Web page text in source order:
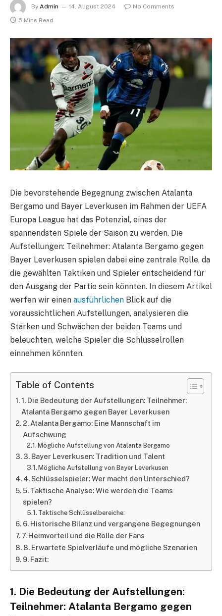
By Admin 14. August 2024
No Comments
5 Mins Read
Die bevorstehende Begegnung zwischen Atalanta
Bergamo und Bayer Leverkusen im Rahmen der UEFA
Europa League hat das Potenzial, eines der
spannendsten Spiele der Saison zu werden. Die
Aufstellungen: Teilnehmer: Atalanta Bergamo gegen
Bayer Leverkusen spielen dabei eine zentrale Rolle, da
die gewählten Taktiken und Spieler entscheidend für
den Ausgang der Partie sein könnten. In diesem Artikel
werfen wir einen ausführlichen Blick auf die
voraussichtlichen Aufstellungen, analysieren die
Stärken und Schwächen der beiden Teams und
beleuchten, welche Spieler die Schlüsselrollen
einnehmen könnten.
Table of Contents
1. Die Bedeutung der Aufstellungen: Teilnehmer:
Atalanta Bergamo gegen Bayer Leverkusen
2. Atalanta Bergamo: Eine Mannschaft im
Aufschwung
Mögliche Aufstellung von Atalanta Bergamo
3. Bayer Leverkusen: Tradition und Talent
Mögliche Aufstellung von Bayer Leverkusen
4. Schlüsselspieler: Wer macht den Unterschied?
5. Taktische Analyse: Wie werden die Teams
spielen?
Taktische Schlüsselbereiche:
6. Historische Bilanz und vergangene Begegnungen
7. Heimvorteil und die Rolle der Fans
8. Erwartete Spielverläufe und mögliche Szenarien
9. Fazit:
1. Die Bedeutung der Aufstellungen:
Teilnehmer: Atalanta Bergamo gegen